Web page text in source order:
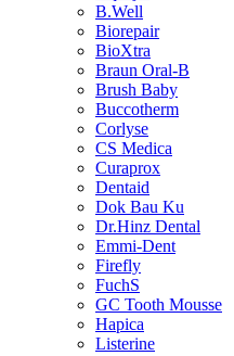
B.Well
Biorepair
BioXtra
Braun Oral-B
Brush Baby
Buccotherm
Corlyse
CS Medica
Curaprox
Dentaid
Dok Bau Ku
Dr.Hinz Dental
Emmi-Dent
Firefly
FuchS
GC Tooth Mousse
Hapica
Listerine